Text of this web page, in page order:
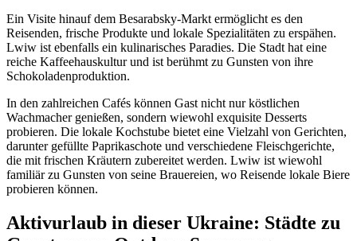
Ein Visite hinauf dem Besarabsky-Markt ermöglicht es den
Reisenden, frische Produkte und lokale Spezialitäten zu erspähen.
Lwiw ist ebenfalls ein kulinarisches Paradies. Die Stadt hat eine
reiche Kaffeehauskultur und ist berühmt zu Gunsten von ihre
Schokoladenproduktion.
In den zahlreichen Cafés können Gast nicht nur köstlichen
Wachmacher genießen, sondern wiewohl exquisite Desserts
probieren. Die lokale Kochstube bietet eine Vielzahl von Gerichten,
darunter gefüllte Paprikaschote und verschiedene Fleischgerichte,
die mit frischen Kräutern zubereitet werden. Lwiw ist wiewohl
familiär zu Gunsten von seine Brauereien, wo Reisende lokale Biere
probieren können.
Aktivurlaub in dieser Ukraine: Städte zu